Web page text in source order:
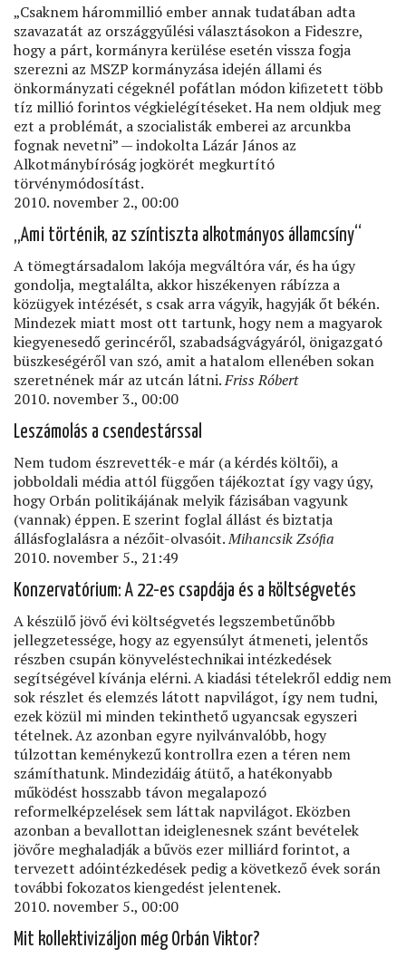
„Csaknem hárommillió ember annak tudatában adta
szavazatát az országgyűlési választásokon a Fideszre,
hogy a párt, kormányra kerülése esetén vissza fogja
szerezni az MSZP kormányzása idején állami és
önkormányzati cégeknél pofátlan módon kiﬁzetett több
tíz millió forintos végkielégítéseket. Ha nem oldjuk meg
ezt a problémát, a szocialisták emberei az arcunkba
fognak nevetni” — indokolta Lázár János az
Alkotmánybíróság jogkörét megkurtító
törvénymódosítást.
2010. november 2., 00:00
„Ami történik, az színtiszta alkotmányos államcsíny“
A tömegtársadalom lakója megváltóra vár, és ha úgy
gondolja, megtalálta, akkor hiszékenyen rábízza a
közügyek intézését, s csak arra vágyik, hagyják őt békén.
Mindezek miatt most ott tartunk, hogy nem a magyarok
kiegyenesedő gerincéről, szabadságvágyáról, önigazgató
büszkeségéről van szó, amit a hatalom ellenében sokan
szeretnének már az utcán látni.Friss Róbert
2010. november 3., 00:00
Leszámolás a csendestárssal
Nem tudom észrevették-e már (a kérdés költői), a
jobboldali média attól függően tájékoztat így vagy úgy,
hogy Orbán politikájának melyik fázisában vagyunk
(vannak) éppen. E szerint foglal állást és biztatja
állásfoglalásra a nézőit-olvasóit.Mihancsik Zsóﬁa
2010. november 5., 21:49
Konzervatórium: A 22-es csapdája és a költségvetés
A készülő jövő évi költségvetés legszembetűnőbb
jellegzetessége, hogy az egyensúlyt átmeneti, jelentős
részben csupán könyveléstechnikai intézkedések
segítségével kívánja elérni. A kiadási tételekről eddig nem
sok részlet és elemzés látott napvilágot, így nem tudni,
ezek közül mi minden tekinthető ugyancsak egyszeri
tételnek. Az azonban egyre nyilvánvalóbb, hogy
túlzottan keménykezű kontrollra ezen a téren nem
számíthatunk. Mindezidáig átütő, a hatékonyabb
működést hosszabb távon megalapozó
reformelképzelések sem láttak napvilágot. Eközben
azonban a bevallottan ideiglenesnek szánt bevételek
jövőre meghaladják a bűvös ezer milliárd forintot, a
tervezett adóintézkedések pedig a következő évek során
további fokozatos kiengedést jelentenek.
2010. november 5., 00:00
Mit kollektivizáljon még Orbán Viktor?